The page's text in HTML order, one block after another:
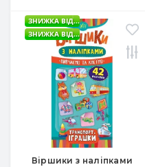
Віршики з наліпками
ЗНИЖКА ВІД...
ЗНИЖКА ВІД...